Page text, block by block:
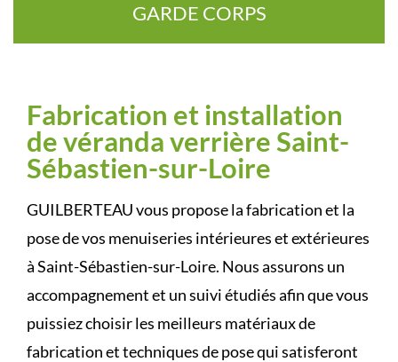
GARDE CORPS
Fabrication et installation
de véranda verrière Saint-
Sébastien-sur-Loire
GUILBERTEAU vous propose la fabrication et la
pose de vos menuiseries intérieures et extérieures
à Saint-Sébastien-sur-Loire. Nous assurons un
accompagnement et un suivi étudiés afin que vous
puissiez choisir les meilleurs matériaux de
fabrication et techniques de pose qui satisferont